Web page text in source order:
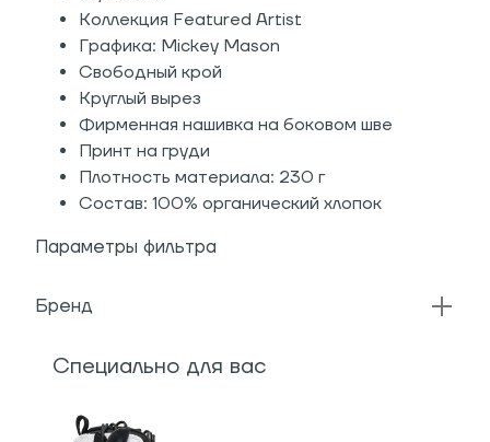
Коллекция Featured Artist
Графика: Mickey Mason
Свободный крой
Круглый вырез
Фирменная нашивка на боковом шве
Принт на груди
Плотность материала: 230 г
Состав: 100% органический хлопок
Параметры фильтра
Бренд
Специально для вас